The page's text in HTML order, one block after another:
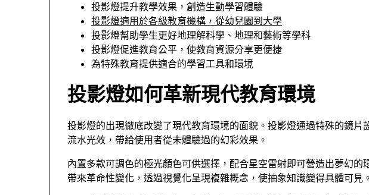
投影燈提升教學效果，創造生動學習體驗
投影燈適用於各級教育機構，從幼兒園到大學
投影燈幫助學生更好地理解科學、地理和藝術等學科
投影燈促進教育公平，使教育資源分享更便捷
為特殊教育提供適合的學習工具和環境
投影燈如何革新現代教育環境
投影燈的出現徹底改變了現代教育環境的面貌。投影燈通過特殊的鏡片
流水光效，帶給使用者從未體驗過的幻彩效果。
內置多款可調色的極光顏色可供選擇，配合星空雷射即可營造出夢幻的
帶來革命性變化，透過視覺化呈現複雜概念，使抽象知識變得具體可見。